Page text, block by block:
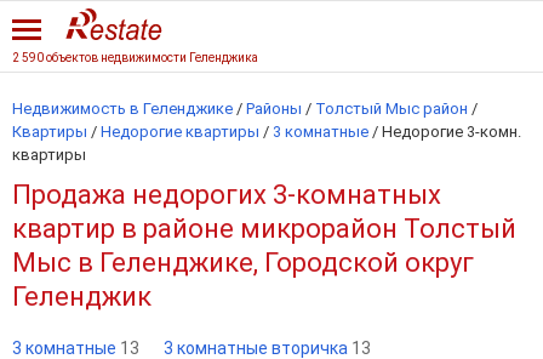
2 590 объектов недвижимости Геленджика
Недвижимость в Геленджике / Районы / Толстый Мыс район /
Квартиры / Недорогие квартиры / 3 комнатные / Недорогие 3-комн.
квартиры
Продажа недорогих 3-комнатных
квартир в районе микрорайон Толстый
Мыс в Геленджике, Городской округ
Геленджик
3 комнатные 13 3 комнатные вторичка 13